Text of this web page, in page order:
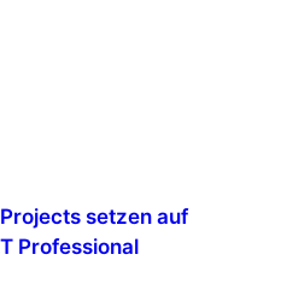
setzen auf
Professional